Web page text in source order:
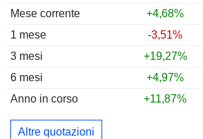
Mese corrente
+4,68%
1 mese
-3,51%
3 mesi
+19,27%
6 mesi
+4,97%
Anno in corso
+11,87%
Altre quotazioni